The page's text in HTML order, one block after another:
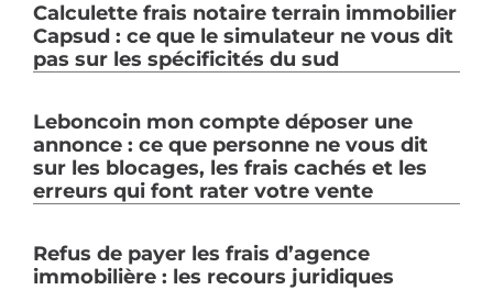
Calculette frais notaire terrain immobilier
Capsud : ce que le simulateur ne vous dit
pas sur les spécificités du sud
Leboncoin mon compte déposer une
annonce : ce que personne ne vous dit
sur les blocages, les frais cachés et les
erreurs qui font rater votre vente
Refus de payer les frais d’agence
immobilière : les recours juridiques